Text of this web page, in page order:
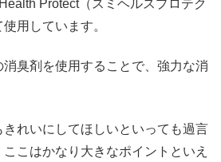
Protect（スミヘルスプロテク
用しています。
臭剤を使用することで、強力な消
れいにしてほしいといっても過言
こはかなり大きなポイントといえ